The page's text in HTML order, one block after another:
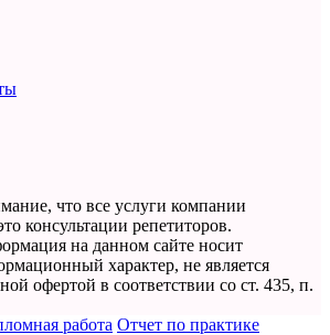
что все услуги компании
консультации репетиторов.
на данном сайте носит
характер, не является
офертой в соответствии со ст. 435, п.
работа Отчет по практике